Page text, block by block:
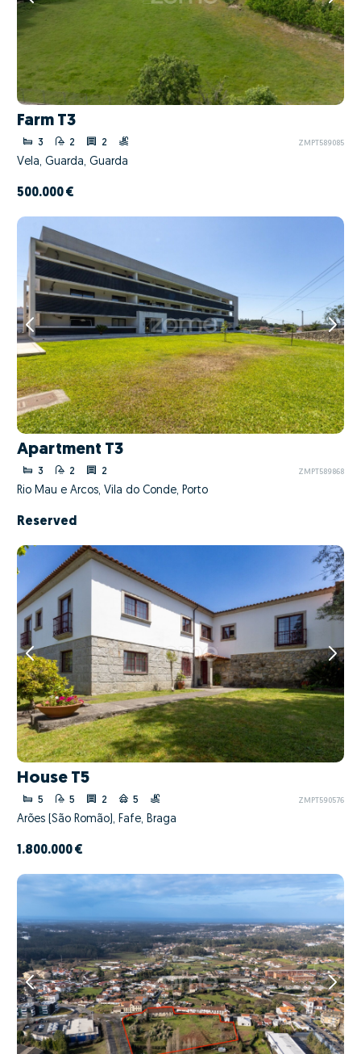
Farm T3
3 2 2 ZMPT589085
Vela, Guarda, Guarda
500.000 €
Apartment T3
3 2 2 ZMPT589868
Rio Mau e Arcos, Vila do Conde, Porto
Reserved
House T5
5 5 2 5 ZMPT590576
Arões (São Romão), Fafe, Braga
1.800.000 €